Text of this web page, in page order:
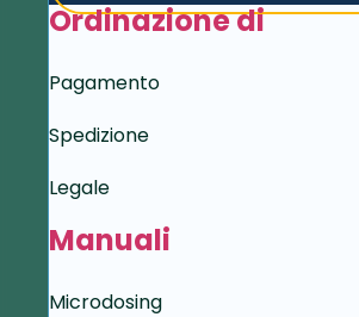
Ordinazione di
Pagamento
Spedizione
Legale
Manuali
Microdosing